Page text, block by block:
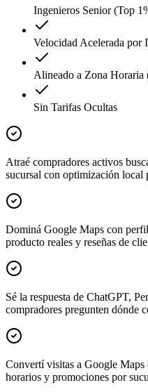
Ingenieros Senior (Top
Velocidad Acelerada por
Alineado a Zona Horaria
Sin Tarifas Ocultas
Atraé compradores activos
sucursal con optimización local
Dominá Google Maps con
producto reales y reseñas de
Sé la respuesta de ChatGPT,
compradores pregunten dónde
Convertí visitas a Google Maps
horarios y promociones por